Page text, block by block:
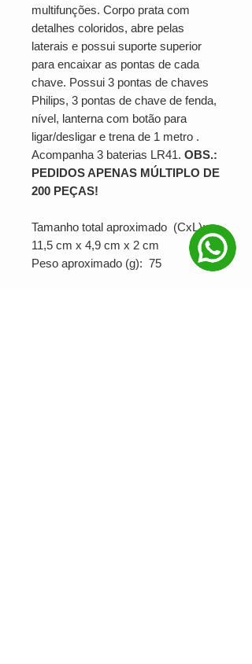
multifunções. Corpo prata com
detalhes coloridos, abre pelas
laterais e possui suporte superior
para encaixar as pontas de cada
chave. Possui 3 pontas de chaves
Philips, 3 pontas de chave de fenda,
nível, lanterna com botão para
ligar/desligar e trena de 1 metro .
Acompanha 3 baterias LR41. OBS.:
PEDIDOS APENAS MÚLTIPLO DE
200 PEÇAS!
Tamanho total aproximado (CxL):
11,5 cm x 4,9 cm x 2 cm
Peso aproximado (g): 75